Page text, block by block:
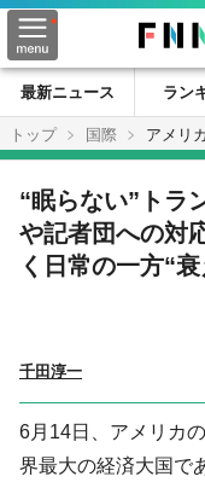
最新ニュース ラン
トップ
国際 アメリカ
“眠らない”トラ
や記者団への対
く日常の一方“衰
千田淳一
6月14日、アメリカ
界最大の経済大国で